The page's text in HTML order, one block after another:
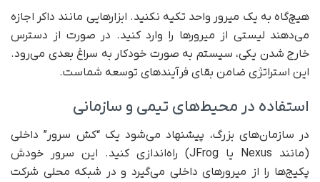
هیچ‌گاه به یک میرور واحد تکیه نکنید. ابزارهایی مانند داکر اجازه
می‌دهند لیستی از میرورها را وارد کنید. در صورت از دسترس
خارج شدن یکی، سیستم به صورت خودکار به سراغ بعدی می‌رود.
این استراتژی ضامن بقای فرآیندهای توسعه شماست.
استفاده در محیط‌های تیمی و سازمانی
در سازمان‌های بزرگ، پیشنهاد می‌شود یک “کش سرور” داخلی
(مانند Nexus یا JFrog) راه‌اندازی کنید. این سرور خودش
پکیج‌ها را از میرورهای داخلی می‌گیرد و در شبکه محلی شرکت